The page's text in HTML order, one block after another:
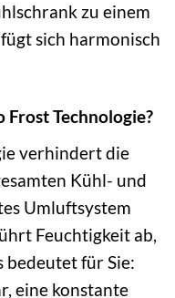
zu einem
sich harmonisch
Technologie?
verhindert die
Kühl- und
Umluftsystem
Feuchtigkeit ab,
bedeutet für Sie:
eine konstante